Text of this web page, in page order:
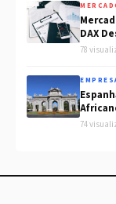
DAX
78
74